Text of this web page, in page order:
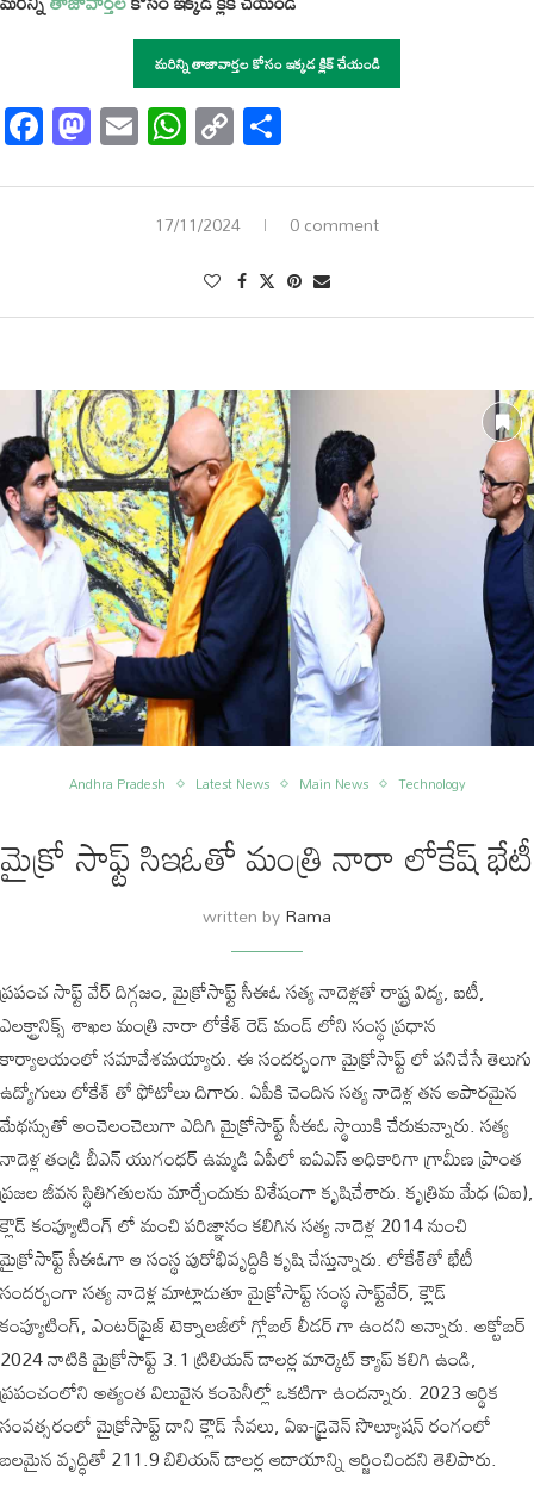
మరిన్ని తాజావార్తల కోసం ఇక్కడ క్లిక్ చేయండి
Facebook
Mastodon
EmailWhatsApp
Copy
Link
17/11/2024 0 comment
Andhra Pradesh Latest News Main News Technology
మైక్రో సాఫ్ట్ సిఇఓతో మంత్రి నారా లోకేష్ భేటీ
written byRama
ప్రపంచ సాఫ్ట్ వేర్ దిగ్గజం, మైక్రోసాఫ్ట్ సీఈఓ సత్య నాదెళ్లతో రాష్ట్ర విద్య, ఐటీ,
ఎలక్ట్రానిక్స్ శాఖల మంత్రి నారా లోకేశ్‌ రెడ్ మండ్ లోని సంస్థ ప్రధాన
కార్యాలయంలో సమావేశమయ్యారు. ఈ సందర్భంగా మైక్రోసాఫ్ట్ లో పనిచేసే తెలుగు
ఉద్యోగులు లోకేశ్‌ తో ఫోటోలు దిగారు. ఏపీకి చెందిన సత్య నాదెళ్ల తన అపారమైన
మేథస్సుతో అంచెలంచెలుగా ఎదిగి మైక్రోసాఫ్ట్ సీఈఓ స్థాయికి చేరుకున్నారు. సత్య
నాదెళ్ల తండ్రి బీఎన్ యుగంధర్ ఉమ్మడి ఏపీలో ఐఏఎస్ అధికారిగా గ్రామీణ ప్రాంత
ప్రజల జీవన స్థితిగతులను మార్చేందుకు విశేషంగా కృషిచేశారు. కృత్రిమ మేధ (ఏఐ),
క్లౌడ్ కంప్యూటింగ్ లో మంచి ప‌రిజ్ఞానం కలిగిన సత్య నాదెళ్ల 2014 నుంచి
మైక్రోసాఫ్ట్ సీఈఓగా ఆ సంస్థ పురోభివృద్ధికి కృషి చేస్తున్నారు. లోకేశ్‌తో భేటీ
సందర్భంగా సత్య నాదెళ్ల మాట్లాడుతూ మైక్రోసాఫ్ట్ సంస్థ సాఫ్ట్‌వేర్, క్లౌడ్
కంప్యూటింగ్, ఎంటర్‌ప్రైజ్ టెక్నాలజీలో గ్లోబల్ లీడర్ గా ఉందని అన్నారు. అక్టోబర్
2024 నాటికి మైక్రోసాఫ్ట్ 3.1 ట్రిలియన్ డాల‌ర్ల‌ మార్కెట్ క్యాప్ కలిగి ఉండి,
ప్రపంచంలోని అత్యంత విలువైన కంపెనీల్లో ఒకటిగా ఉంద‌న్నారు. 2023 ఆర్థిక
సంవత్సరంలో మైక్రోసాఫ్ట్ దాని క్లౌడ్ సేవలు, ఏఐ-డ్రైవెన్ సొల్యూషన్‌ రంగంలో
బలమైన వృద్ధితో 211.9 బిలియన్ డాల‌ర్ల‌ ఆదాయాన్ని ఆర్జించిందని తెలిపారు.